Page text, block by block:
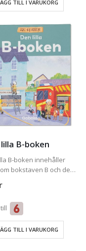
TILL I VARUKORG
B-boken
B-boken innehåller
bokstaven B och de
som den
av Den lilla B-boken
även…
till
TILL I VARUKORG